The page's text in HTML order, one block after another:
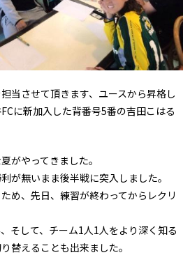
当させて頂きます、ユースから昇格し
に新加入した背番号5番の吉田こはる
がやってきました。
が無いまま後半戦に突入しました。
め、先日、練習が終わってからレクリ
そして、チーム1人1人をより深く知る
替えることも出来ました。